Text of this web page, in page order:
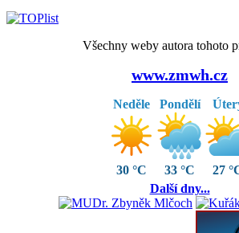
Všechny weby autora tohoto
www.zmwh.cz
Neděle
30 °C
Pondělí
33 °C
27
Další dny...